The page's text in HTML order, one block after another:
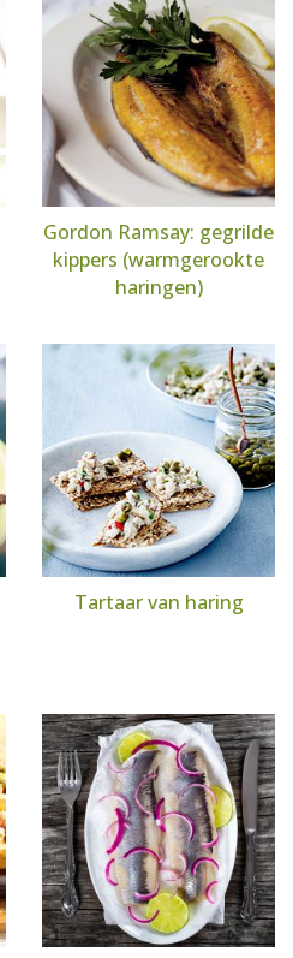
Gordon Ramsay: gegrilde
kippers (warmgerookte
haringen)
Tartaar van haring